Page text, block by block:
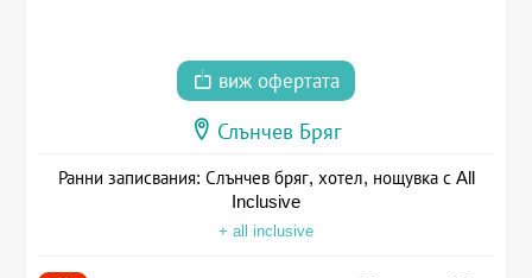
виж офертата
Слънчев Бряг
Ранни записвания: Слънчев бряг, хотел, нощувка с All
Inclusive
+ all inclusive